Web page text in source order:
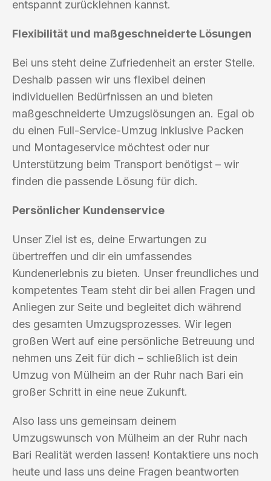
entspannt zurücklehnen kannst.
Flexibilität und maßgeschneiderte Lösungen
Bei uns steht deine Zufriedenheit an erster Stelle.
Deshalb passen wir uns flexibel deinen
individuellen Bedürfnissen an und bieten
maßgeschneiderte Umzugslösungen an. Egal ob
du einen Full-Service-Umzug inklusive Packen
und Montageservice möchtest oder nur
Unterstützung beim Transport benötigst – wir
finden die passende Lösung für dich.
Persönlicher Kundenservice
Unser Ziel ist es, deine Erwartungen zu
übertreffen und dir ein umfassendes
Kundenerlebnis zu bieten. Unser freundliches und
kompetentes Team steht dir bei allen Fragen und
Anliegen zur Seite und begleitet dich während
des gesamten Umzugsprozesses. Wir legen
großen Wert auf eine persönliche Betreuung und
nehmen uns Zeit für dich – schließlich ist dein
Umzug von Mülheim an der Ruhr nach Bari ein
großer Schritt in eine neue Zukunft.
Also lass uns gemeinsam deinem
Umzugswunsch von Mülheim an der Ruhr nach
Bari Realität werden lassen! Kontaktiere uns noch
heute und lass uns deine Fragen beantworten